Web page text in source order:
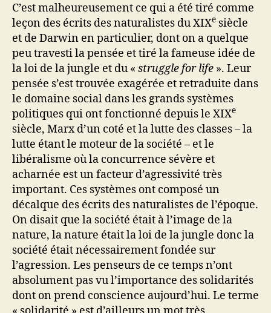
C’est malheureusement ce qui a été tiré comme
leçon des écrits des naturalistes du XIXe siècle
et de Darwin en particulier, dont on a quelque
peu travesti la pensée et tiré la fameuse idée de
la loi de la jungle et du « struggle for life ». Leur
pensée s’est trouvée exagérée et retraduite dans
le domaine social dans les grands systèmes
politiques qui ont fonctionné depuis le XIXe
siècle, Marx d’un coté et la lutte des classes – la
lutte étant le moteur de la société – et le
libéralisme où la concurrence sévère et
acharnée est un facteur d’agressivité très
important. Ces systèmes ont composé un
décalque des écrits des naturalistes de l’époque.
On disait que la société était à l’image de la
nature, la nature était la loi de la jungle donc la
société était nécessairement fondée sur
l’agression. Les penseurs de ce temps n’ont
absolument pas vu l’importance des solidarités
dont on prend conscience aujourd’hui. Le terme